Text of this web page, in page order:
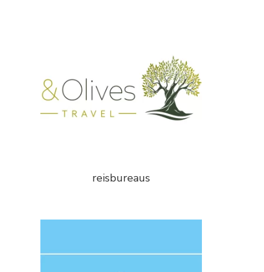
reisbureaus